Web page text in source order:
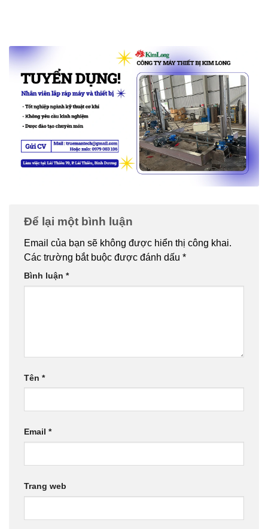
Để lại một bình luận
Email của bạn sẽ không được hiển thị công khai.
Các trường bắt buộc được đánh dấu *
Bình luận *
Tên *
Email *
Trang web